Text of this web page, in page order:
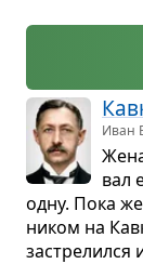
Иван
вал
одну. Пока
ни­ком на
застре­лился